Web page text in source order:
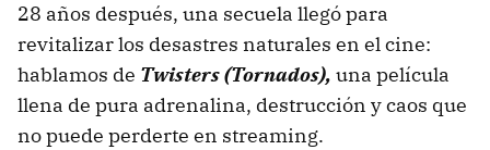
28 años después, una secuela llegó para
revitalizar los desastres naturales en el cine:
hablamos de Twisters (Tornados), una película
llena de pura adrenalina, destrucción y caos que
no puede perderte en streaming.